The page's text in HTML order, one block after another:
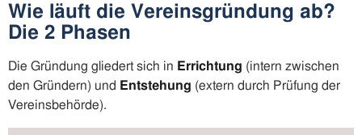
Wie läuft die Vereinsgründung ab?
Die 2 Phasen
Die Gründung gliedert sich in Errichtung (intern zwischen
den Gründern) und Entstehung (extern durch Prüfung der
Vereinsbehörde).